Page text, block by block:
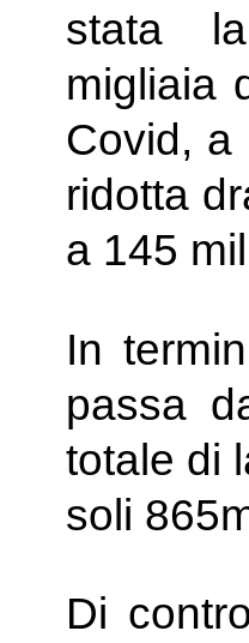
stata
migliaia
Covid, a
ridotta
a 145
In
passa
totale di
soli
Di